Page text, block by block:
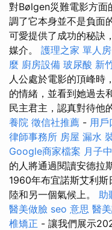
對Bølgen災難電影方面
調了它本身並不是負面
可愛提供了成功的秘訣
媒介。 護理之家 單人房
麼 廚房設備 玻尿酸 新
人公處於電影的頂峰時
的情緒，並看到她過去
民主君主，認真對待他
養院 徵信社推薦 - 用戶
律師事務所 房屋 漏水
Google商家檔案 月子
的人將通過閱讀安德拉
1960年布宜諾斯艾利
陸和另一個氣候上。 助
醫美做臉 seo 意思 醫
椎矯正 - 讓我們展示